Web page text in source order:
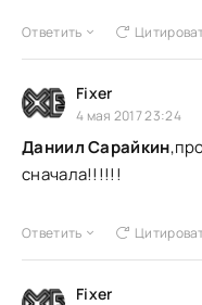
Ответить
Fixer
4 мая 2017 23:24
Даниил Сарайкин
сначала!!!!!!
Ответить
Fixer